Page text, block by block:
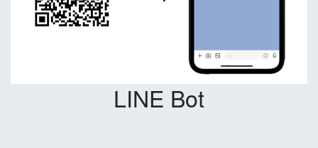
LINE Bot